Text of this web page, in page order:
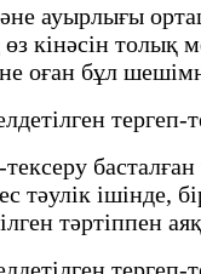
ауырлығы
кінәсін толық
оған бұл
тергеп-
тәулік ішінде,
тәртіппен